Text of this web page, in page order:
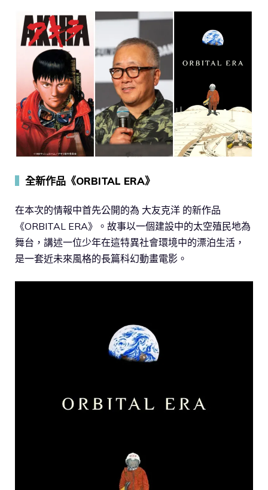
全新作品《ORBITAL ERA》
在本次的情報中首先公開的為 大友克洋 的新作品
《ORBITAL ERA》。故事以一個建設中的太空殖民地為
舞台，講述一位少年在這特異社會環境中的漂泊生活，
是一套近未來風格的長篇科幻動畫電影。